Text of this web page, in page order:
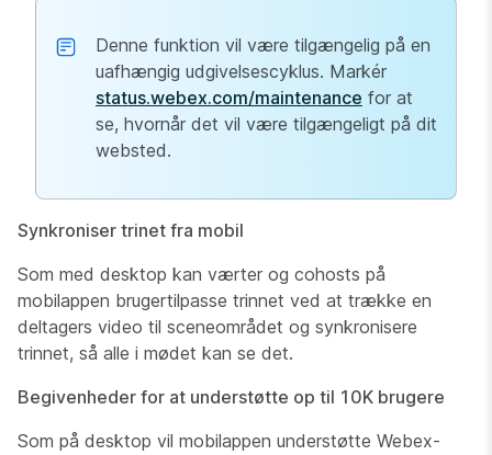
Denne funktion vil være tilgængelig på en
uafhængig udgivelsescyklus. Markér
status.webex.com/maintenance for at
se, hvornår det vil være tilgængeligt på dit
websted.
Synkroniser trinet fra mobil
Som med desktop kan værter og cohosts på
mobilappen brugertilpasse trinnet ved at trække en
deltagers video til sceneområdet og synkronisere
trinnet, så alle i mødet kan se det.
Begivenheder for at understøtte op til 10K brugere
Som på desktop vil mobilappen understøtte Webex-